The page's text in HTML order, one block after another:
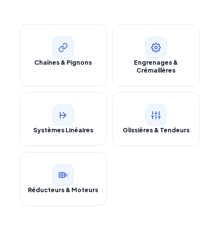
Chaînes & Pignons
Engrenages &
Crémaillères
Systèmes Linéaires Glissières & Tendeurs
Réducteurs & Moteurs